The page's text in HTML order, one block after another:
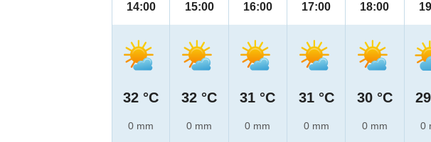
14:00
32 °C
0 mm
15:00
32 °C
0 mm
16:00
31 °C
0 mm
17:00
31 °C
0 mm
18:00
30 °C
0 mm 0